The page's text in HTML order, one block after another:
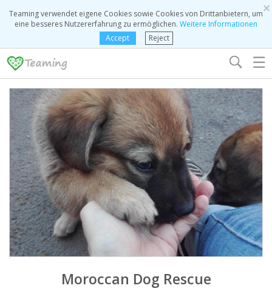
×
Teaming verwendet eigene Cookies sowie Cookies von Drittanbietern, um
eine besseres Nutzererfahrung zu ermöglichen. Weitere Informationen
Accept
Reject
☰
Moroccan Dog Rescue